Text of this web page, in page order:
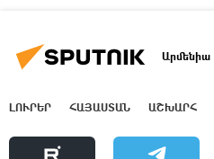
Արմենիա
ԼՈՒՐԵՐ ՀԱՅԱՍՏԱՆ ԱՇԽԱՐՀ